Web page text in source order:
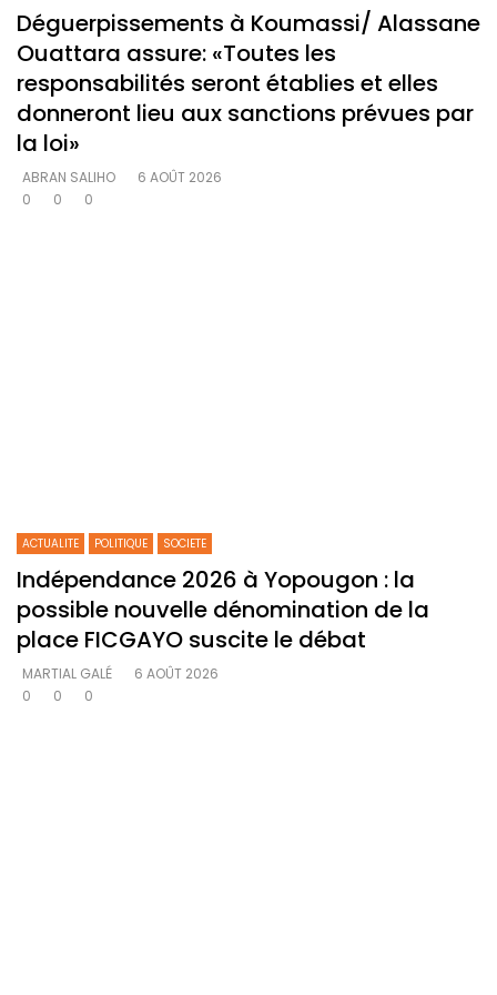
Déguerpissements à Koumassi/ Alassane
Ouattara assure: «Toutes les
responsabilités seront établies et elles
donneront lieu aux sanctions prévues par
la loi»
ABRAN SALIHO
6 AOÛT 2026
0
0 0
ACTUALITE POLITIQUE SOCIETE
Indépendance 2026 à Yopougon : la
possible nouvelle dénomination de la
place FICGAYO suscite le débat
MARTIAL GALÉ
6 AOÛT 2026
0
0 0